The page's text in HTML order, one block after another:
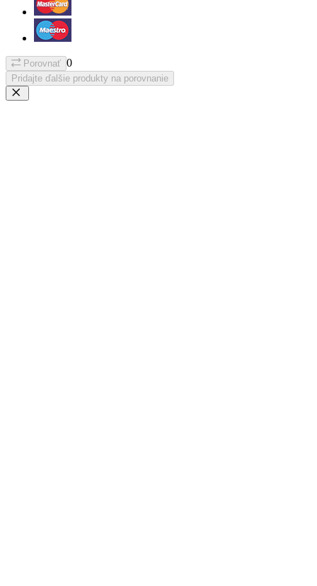
Porovnať 0
Pridajte ďalšie produkty na porovnanie